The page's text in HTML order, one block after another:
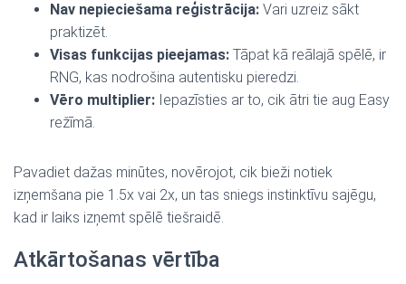
Nav nepieciešama reģistrācija: Vari uzreiz sākt
praktizēt.
Visas funkcijas pieejamas: Tāpat kā reālajā spēlē, ir
RNG, kas nodrošina autentisku pieredzi.
Vēro multiplier: Iepazīsties ar to, cik ātri tie aug Easy
režīmā.
Pavadiet dažas minūtes, novērojot, cik bieži notiek
izņemšana pie 1.5x vai 2x, un tas sniegs instinktīvu sajēgu,
kad ir laiks izņemt spēlē tiešraidē.
Atkārtošanas vērtība